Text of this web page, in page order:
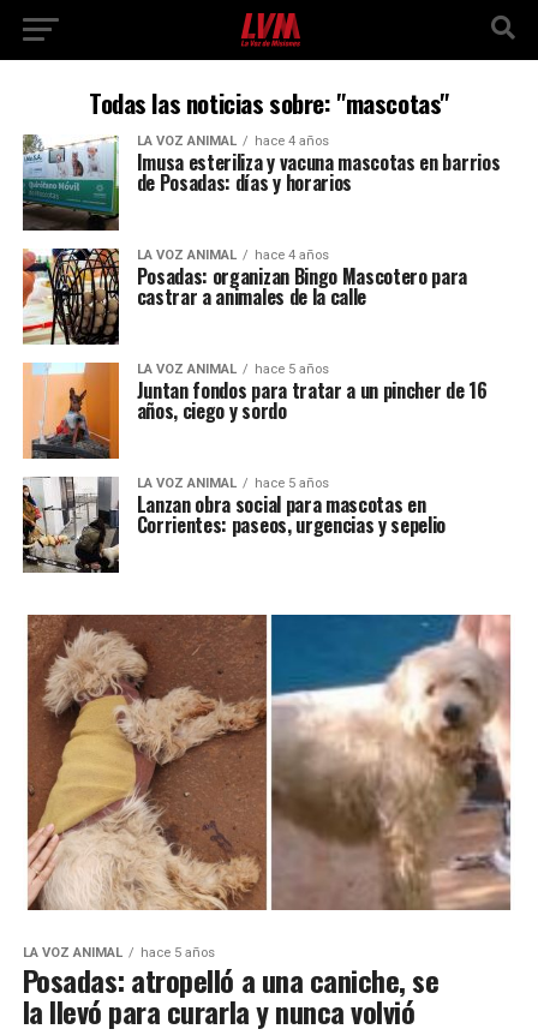
Todas las noticias sobre: "mascotas"
LA VOZ ANIMAL hace 4 años
Imusa esteriliza y vacuna mascotas en barrios
de Posadas: días y horarios
LA VOZ ANIMAL hace 4 años
Posadas: organizan Bingo Mascotero para
castrar a animales de la calle
LA VOZ ANIMAL hace 5 años
Juntan fondos para tratar a un pincher de 16
años, ciego y sordo
LA VOZ ANIMAL hace 5 años
Lanzan obra social para mascotas en
Corrientes: paseos, urgencias y sepelio
LA VOZ ANIMAL hace 5 años
Posadas: atropelló a una caniche, se
la llevó para curarla y nunca volvió